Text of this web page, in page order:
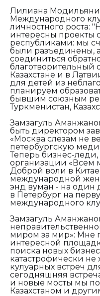
Лилиана
Международного
личностного роста:
интересны
республиками: мы
были разъединены,
соединиться
благотворительный
Казахстане и в
для детей из
планируем
бывшим союзным
Туркменистан,
Замзагуль
быть директором
«Москва слезам не
петербургскую
Теперь бизнес-
организации «Всем
Доброй воли в
международной
энд вуман - на один
в Петербург на
международного
Замзагуль
миром за мир»: Мне
интересной
поиска новых
катастрофически не
кулуарных встреч
сегодняшняя
и новые мосты мы
Казахстаном и